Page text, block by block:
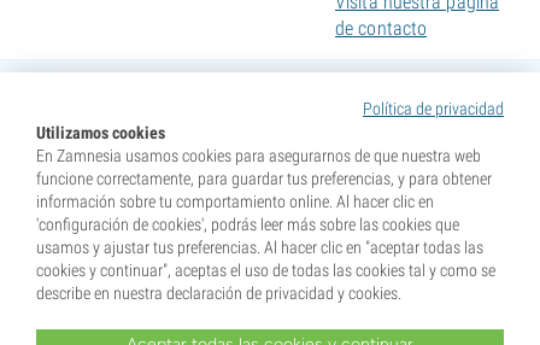
Política de privacidad
Utilizamos cookies
En Zamnesia usamos cookies para asegurarnos de que nuestra web
funcione correctamente, para guardar tus preferencias, y para obtener
información sobre tu comportamiento online. Al hacer clic en
'configuración de cookies', podrás leer más sobre las cookies que
usamos y ajustar tus preferencias. Al hacer clic en "aceptar todas las
cookies y continuar", aceptas el uso de todas las cookies tal y como se
describe en nuestra declaración de privacidad y cookies.
de contacto